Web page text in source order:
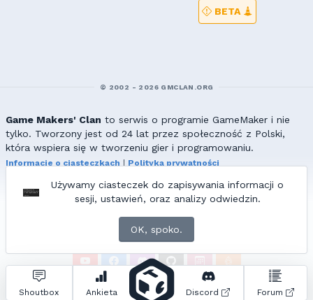
Używamy ciasteczek do zapisywania informacji o
sesji, ustawień, oraz analizy odwiedzin.
OK, spoko.
Shoutbox Ankieta Discord Forum
BETA
© 2002 - 2026 GMCLAN.ORG
Game Makers' Clan to serwis o programie GameMaker i nie
tylko. Tworzony jest od 24 lat przez społeczność z Polski,
która wspiera się w tworzeniu gier i programowaniu.
Informacje o ciasteczkach
Polityka prywatności
Wszelkie prawa zastrzeżone. Kopiowanie materiałów bez zgody
redakcji zabronione!
ZNAJDZIESZ NAS TAKŻE NA:
Zapytań do bazy: • Czas generowania: